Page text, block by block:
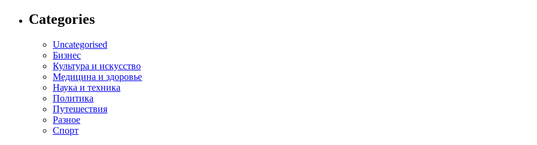
Categories
Uncategorised
Бизнес
Культура и искусство
Медицина и здоровье
Наука и техника
Политика
Путешествия
Разное
Спорт